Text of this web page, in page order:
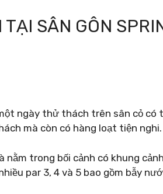
SÂN GÔN
ngày thử thách trên sân cỏ có
mà còn có hàng loạt tiện nghi.
nằm trong bối cảnh có khung
par 3, 4 và 5 bao gồm bẫy